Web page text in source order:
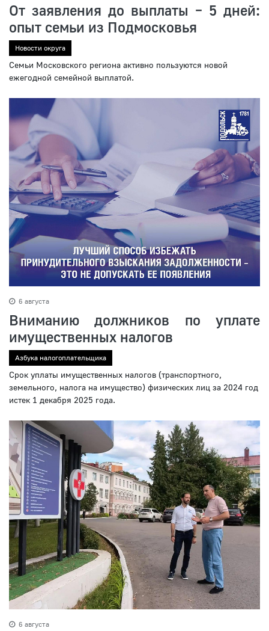
От заявления до выплаты – 5 дней:
опыт семьи из Подмосковья
Новости округа
Семьи Московского региона активно пользуются новой
ежегодной семейной выплатой.
6 августа
Вниманию должников по уплате
имущественных налогов
Азбука налогоплательщика
Срок уплаты имущественных налогов (транспортного,
земельного, налога на имущество) физических лиц за 2024 год
истек 1 декабря 2025 года.
6 августа